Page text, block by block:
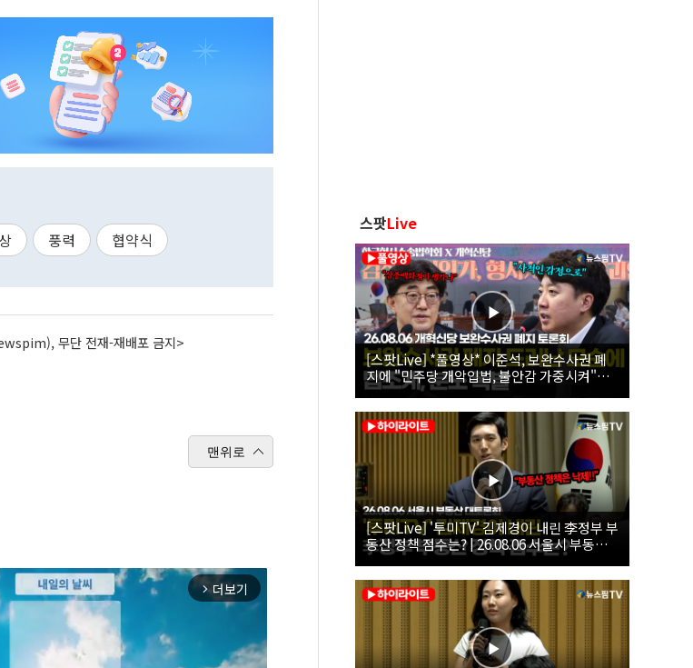
풍력 협약식
무단 전재-재배포 금지>
맨위로
arrow_forward_ios 더보기
스팟Live
[스팟Live] *풀영상* 이준석, 보완수사권 폐
지에 "민주당 개악입법, 불안감 가중시켜"｜
26.08.06 개혁신당 보완수사권 폐지 토론회
[스팟Live] '투미TV' 김제경이 내린 李정부 부
동산 정책 점수는? | 26.08.06 서울시 부동산
대토론회